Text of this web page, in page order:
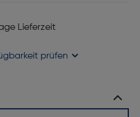
Lieferzeit
prüfen